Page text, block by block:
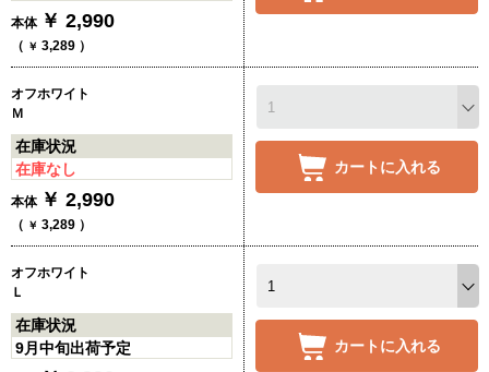
本体 ￥ 2,990
（ ￥ 3,289 ）
オフホワイト
Ｍ
在庫状況
在庫なし
本体 ￥ 2,990
（ ￥ 3,289 ）
カートに入れる
オフホワイト
Ｌ
在庫状況
9月中旬出荷予定
カートに入れる